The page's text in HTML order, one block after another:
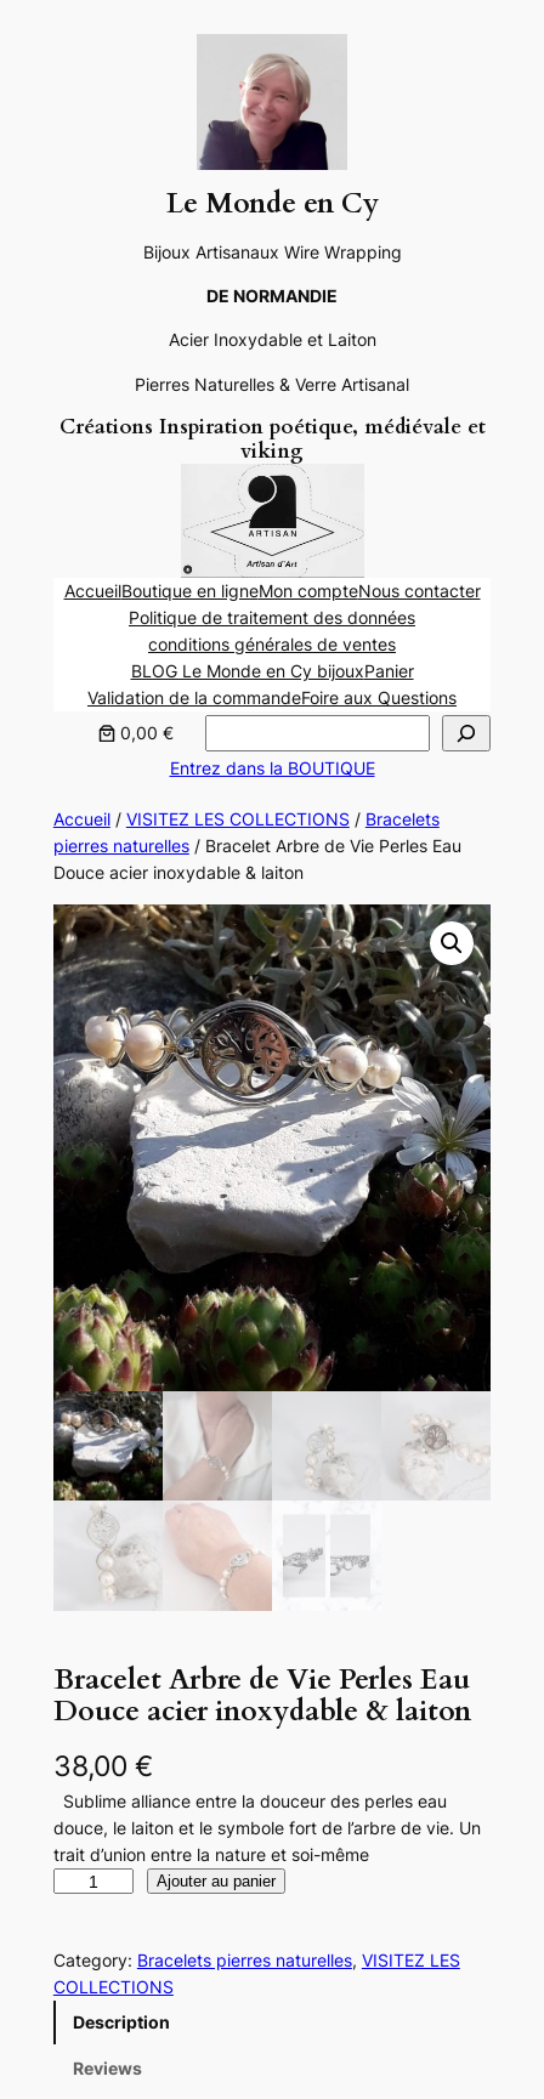
Le Monde en Cy
Bijoux Artisanaux Wire Wrapping
DE NORMANDIE
Acier Inoxydable et Laiton
Pierres Naturelles & Verre Artisanal
Créations Inspiration poétique, médiévale et
viking
AccueilBoutique en ligneMon compteNous contacter
Politique de traitement des données
conditions générales de ventes
BLOG Le Monde en Cy bijouxPanier
Validation de la commandeFoire aux Questions
0,00 €
Entrez dans la BOUTIQUE
Accueil/ VISITEZ LES COLLECTIONS/ Bracelets
pierres naturelles/ Bracelet Arbre de Vie Perles Eau
Douce acier inoxydable & laiton
Bracelet Arbre de Vie Perles Eau
Douce acier inoxydable & laiton
38,00 €
Sublime alliance entre la douceur des perles eau
douce, le laiton et le symbole fort de l’arbre de vie. Un
trait d’union entre la nature et soi-même
n
t
t
Ajouter au panier
Category: Bracelets pierres naturelles, VISITEZ LES
COLLECTIONS
Description
Reviews